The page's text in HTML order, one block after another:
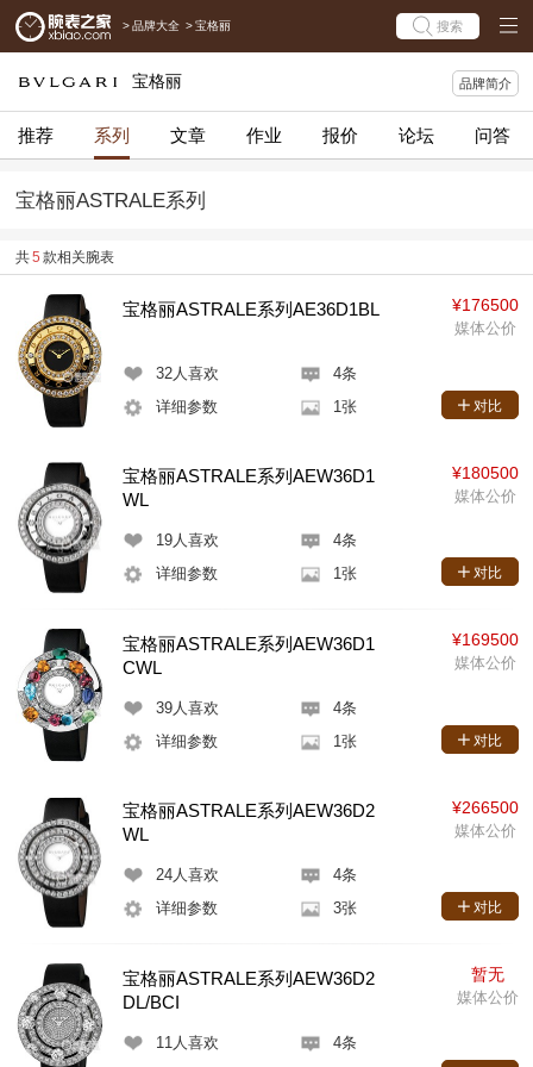
> 品牌大全 > 宝格丽 搜索
宝格丽 品牌简介
推荐 系列 文章 作业 报价 论坛 问答
宝格丽ASTRALE系列
共5 款相关腕表
宝格丽ASTRALE系列AE36D1BL
32人喜欢
4条
详细参数
1张
¥176500
媒体公价
对比
宝格丽ASTRALE系列AEW36D1
WL
19人喜欢
4条
详细参数
1张
¥180500
媒体公价
对比
宝格丽ASTRALE系列AEW36D1
CWL
39人喜欢
4条
详细参数
1张
¥169500
媒体公价
对比
宝格丽ASTRALE系列AEW36D2
WL
24人喜欢
4条
详细参数
3张
¥266500
媒体公价
对比
宝格丽ASTRALE系列AEW36D2
DL/BCI
11 人喜欢
4条
暂无
媒体公价